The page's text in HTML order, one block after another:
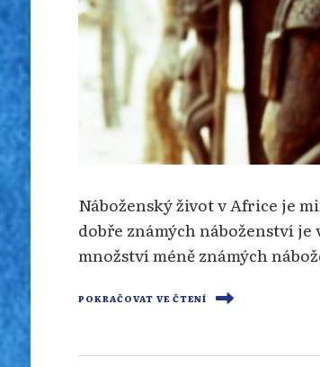
Náboženský život v Africe je
dobře známých náboženství
množství méně známých
POKRAČOVAT VE ČTENÍ